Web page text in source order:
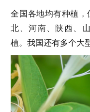
全国各地均有种植
北、河南、陕西、
植。我国还有多个大